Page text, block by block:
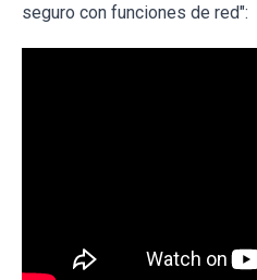
seguro con funciones de red":